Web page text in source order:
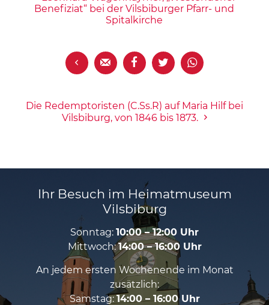
Benefiziat“ bei der Vilsbiburger Pfarr- und
Spitalkirche
    
Die Redemptoristen (C.Ss.R) auf Maria Hilf bei
Vilsbiburg, von 1846 bis 1873.
Ihr Besuch im Heimatmuseum
Vilsbiburg
Sonntag: 10:00 – 12:00 Uhr
Mittwoch:14:00 – 16:00 Uhr
An jedem ersten Wochenende im Monat
zusätzlich:
Samstag:14:00 – 16:00 Uhr